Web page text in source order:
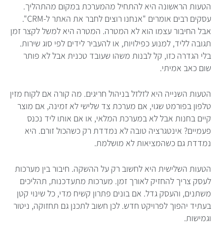
הטעות הראשונה היא להתחיל מהמערכת במקום מהתהליך.
עסקים רבים אומרים "אנחנו רוצים לחבר את האתר ל-CRM".
אבל החיבור עצמו הוא לא המטרה. המטרה היא למשל לקצר זמן
תגובה לליד, למנוע כפילויות, או להעביר לידים לפי סוג שירות.
בלי הגדרה כזו, קל לבנות משהו שעובד טכנית אבל לא פותר
שום כאב אמיתי.
הטעות השנייה היא לזלזל בניהול חריגים. מה קורה אם לקוח מזין
טלפון בפורמט שגוי, אם מערכת צד שלישי לא זמינה, אם מוצר
קיים בחנות אבל לא במערכת המלאי, או אם אותו ליד נכנס
פעמיים? אינטגרציה טובה לא נמדדת רק כשהכול זורם. היא
נמדדת גם כשהמציאות לא מושלמת.
הטעות השלישית היא לחשוב רק על ההשקה. חיבור בין מערכות
לעסק צריך להחזיק לאורך זמן. מערכות מתעדכנות, תהליכים
משתנים, והעסק גדל. אם בונים פתרון קשיח מדי, כל שינוי קטן
בעתיד יהפוך לפרויקט חדש. לכן חשוב לתכנן גם תחזוקה, ניטור
וגמישות.